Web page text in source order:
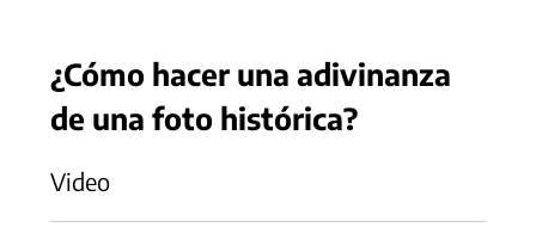
¿Cómo hacer una adivinanza
de una foto histórica?
Video